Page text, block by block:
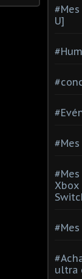
U]
#Mes
Xbox
#Mes
ultra